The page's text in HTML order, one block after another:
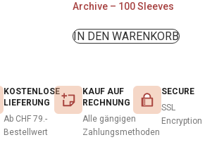
Archive – 100 Sleeves
IN DEN WARENKORB
KOSTENLOSE
LIEFERUNG
Ab CHF 79.-
Bestellwert
KAUF AUF
RECHNUNG
Alle gängigen
Zahlungsmethoden
SECURE
SSL
Encryption